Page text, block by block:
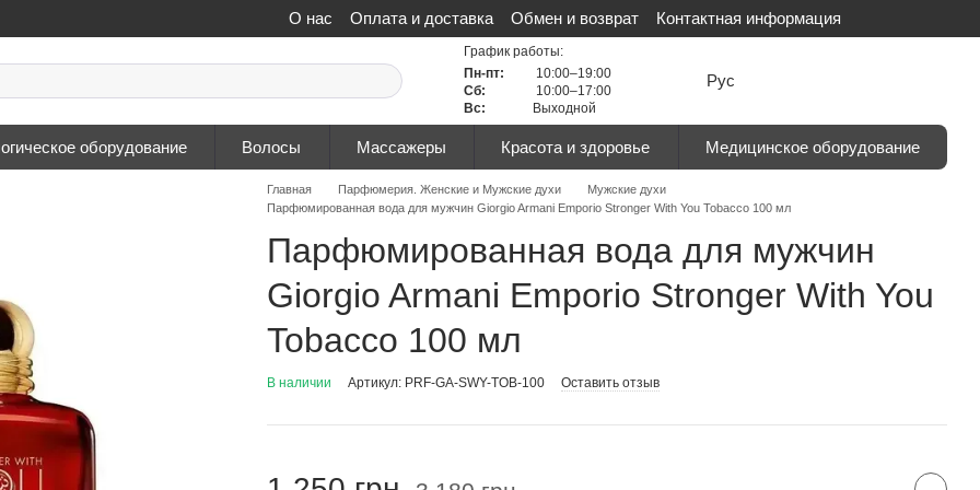
О нас Оплата и доставка Обмен и возврат
Контактная информация
Политика конфиденциальности
Сертификаты Отзывы о магазине
График работы:
Пн-пт:
10:00–19:00
Сб:
10:00–17:00
Вс:
Выходной
Рус
оборудование Волосы Массажеры Красота и здоровье Медицинское оборудование
Главная Парфюмерия. Женские и Мужские духи
Мужские духи
Парфюмированная вода для мужчин Giorgio Armani Emporio Stronger With You Tobacco 100 мл
Парфюмированная вода для мужчин
Giorgio Armani Emporio Stronger With You
Tobacco 100 мл
В наличии Артикул: PRF-GA-SWY-TOB-100 Оставить отзыв